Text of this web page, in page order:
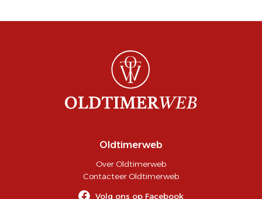
Oldtimerweb
Over Oldtimerweb
Contacteer Oldtimerweb
Volg ons op Facebook